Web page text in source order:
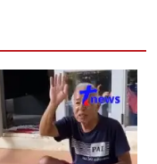
ลูกสาว "ทศพล หิมพานต์
ยายทวด